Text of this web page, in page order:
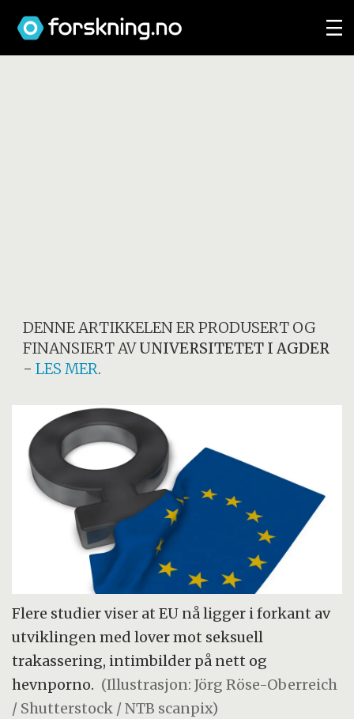
DENNE ARTIKKELEN ER PRODUSERT OG
FINANSIERT AVUNIVERSITETET I AGDER
-LES MER.
Flere studier viser at EU nå ligger i forkant av
utviklingen med lover mot seksuell
trakassering, intimbilder på nett og
hevnporno. (Illustrasjon: Jörg Röse-Oberreich
/ Shutterstock / NTB scanpix)